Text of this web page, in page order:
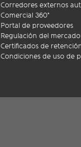
Corredores externos
Comercial 360°
Portal de proveedores
Regulación del
Certificados de
Condiciones de uso de